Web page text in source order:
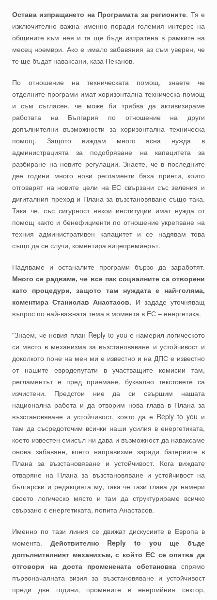
Остава изпращането на Програмата за регионите. Тя е
изключително важна именно поради големия интерес на
общините към нея и тя ще бъде изпратена в рамките на
месец ноември. Ако е имало забавяния аз съм уверен, че
те ще бъдат наваксани, каза Пеканов.
По отношение на техническата помощ, знаете че
отделните програми имат хоризонтална техническа помощ
и съм съгласен, че може би трябва да активизираме
работата на България по отношение на други
допълнителни възможности за хоризонтална техническа
помощ. Защото виждам много ясна нужда в
администрацията за подобряване на капацитета за
разбиране на новите регулации. Знаете, че в последните
две години много нови регламенти бяха приети, които
отговарят на новите цели на ЕС свързани със зеления и
дигиталния преход и Плана за възстановяване също така.
Така че, със сигурност някои институции имат нужда от
помощ както и бенефициенти по отношение укрепване на
техния административен капацитет и се надявам това
също да се случи, коментира вицепремиерът.
Надяваме и останалите програми бързо да заработят.
Много се радваме, че все пак социалните са отворени
като процедури, защото там нуждата е най-голяма,
коментира Станислав Анастасов. И зададе уточняващ
въпрос по най-важната тема в момента в ЕС – енергетика.
"Знаем, че новия план Reply to you е намерил логическото
си място в механизма за възстановяване и устойчивост и
доколкото поне на мен ми е известно и на ДПС е известно
от нашите евродепутати в участващите комисии там,
регламентът е пред приемане, буквално текстовете са
изчистени. Предстои ние да си свършим нашата
национална работа и да отворим нова глава в Плана за
възстановяване и устойчивост, която да е Reply to you и
там да съсредоточим всички наши усилия в енергетиката,
което известен смисъл ни дава и възможност да наваксаме
онова забавяне, което направихме заради батериите в
Плана за възстановяване и устойчивост. Кога виждате
отваряне на Плана за възстановяване и устойчивост на
български и редакцията му, така че тази глава да намери
своето логическо място и там да структурираме всичко
свързано с енергетиката, попита Анастасов.
Именно по тази линия се движат дискусиите в Европа в
момента. Действително Reply to you ще бъде
допълнителният механизъм, с който ЕС се опитва да
отговори на доста променената обстановкаспрямо
първоначалната визия за възстановяване и устойчивост
преди две години, промените в енергийния сектор,